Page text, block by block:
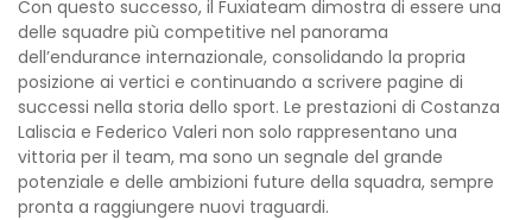
Con questo successo, il Fuxiateam dimostra di essere una
delle squadre più competitive nel panorama
dell’endurance internazionale, consolidando la propria
posizione ai vertici e continuando a scrivere pagine di
successi nella storia dello sport. Le prestazioni di Costanza
Laliscia e Federico Valeri non solo rappresentano una
vittoria per il team, ma sono un segnale del grande
potenziale e delle ambizioni future della squadra, sempre
pronta a raggiungere nuovi traguardi.